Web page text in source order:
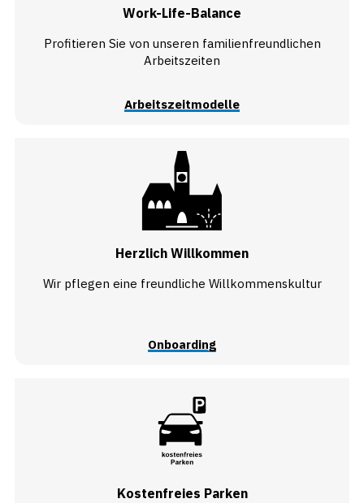
Work-Life-Balance
Profitieren Sie von unseren familienfreundlichen
Arbeitszeiten
Arbeitszeitmodelle
Herzlich Willkommen
Wir pflegen eine freundliche Willkommenskultur
Onboarding
Kostenfreies Parken